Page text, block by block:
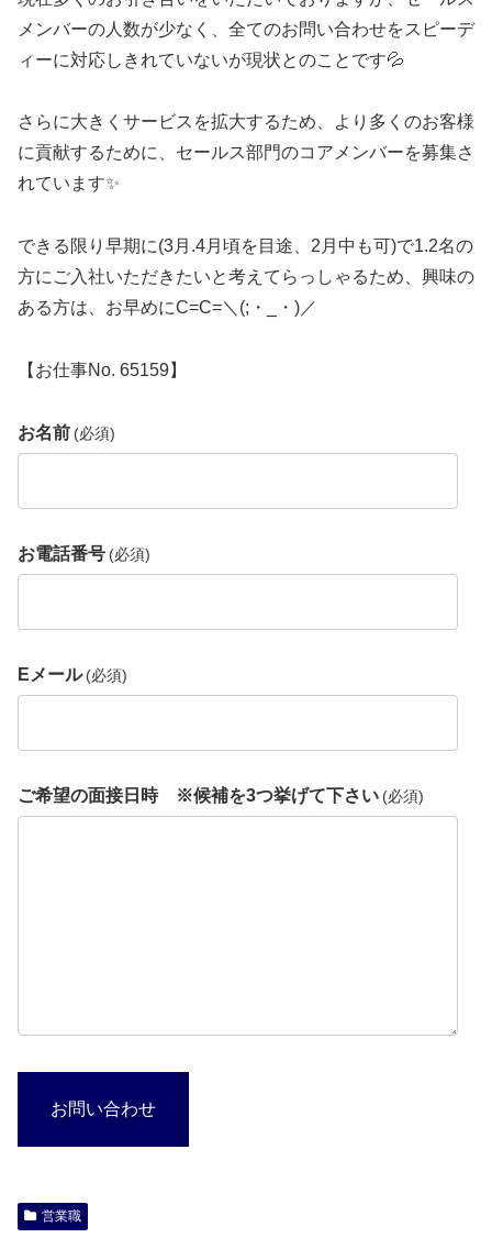
メンバーの人数が少なく、全てのお問い合わせをスピーデ
ィーに対応しきれていないが現状とのことです💦
さらに大きくサービスを拡大するため、より多くのお客様
に貢献するために、セールス部門のコアメンバーを募集さ
れています✨
できる限り早期に(3月.4月頃を目途、2月中も可)で1.2名の
方にご入社いただきたいと考えてらっしゃるため、興味の
ある方は、お早めにC=C=＼(;・_・)／
【お仕事No. 65159】
お名前 (必須)
お電話番号 (必須)
Eメール (必須)
ご希望の面接日時 ※候補を3つ挙げて下さい (必須)
お問い合わせ
営業職